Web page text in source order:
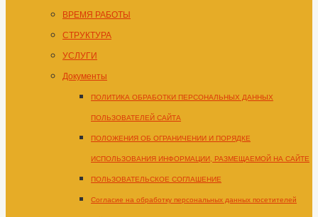
ВРЕМЯ РАБОТЫ
СТРУКТУРА
УСЛУГИ
Документы
ПОЛИТИКА ОБРАБОТКИ ПЕРСОНАЛЬНЫХ ДАННЫХ
ПОЛЬЗОВАТЕЛЕЙ САЙТА
ПОЛОЖЕНИЯ ОБ ОГРАНИЧЕНИИ И ПОРЯДКЕ
ИСПОЛЬЗОВАНИЯ ИНФОРМАЦИИ, РАЗМЕЩАЕМОЙ НА САЙТЕ
ПОЛЬЗОВАТЕЛЬСКОЕ СОГЛАШЕНИЕ
Согласие на обработку персональных данных посетителей